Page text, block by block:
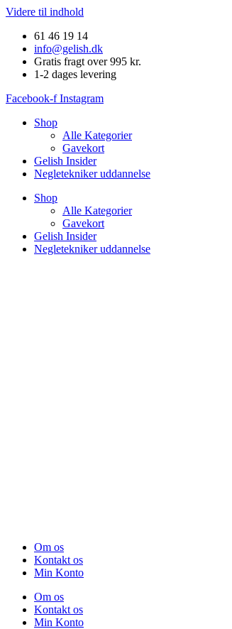
Videre til indhold
61 46 19 14
info@gelish.dk
Gratis fragt over 995 kr.
1-2 dages levering
Facebook-f Instagram
Shop
Alle Kategorier
Gavekort
Gelish Insider
Negletekniker uddannelse
Shop
Alle Kategorier
Gavekort
Gelish Insider
Negletekniker uddannelse
Om os
Kontakt os
Min Konto
Om os
Kontakt os
Min Konto